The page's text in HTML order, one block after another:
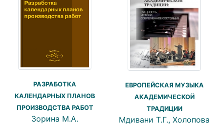
РАЗРАБОТКА
КАЛЕНДАРНЫХ ПЛАНОВ
ПРОИЗВОДСТВА РАБОТ
Зорина М.А.
ЕВРОПЕЙСКАЯ МУЗЫКА
АКАДЕМИЧЕСКОЙ
ТРАДИЦИИ
Мдивани Т.Г., Холопова